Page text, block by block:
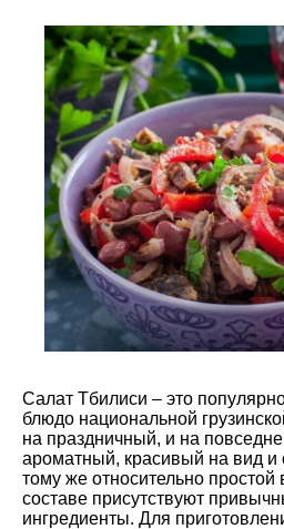
Салат Тбилиси – это
блюдо национальной
на праздничный, и на
ароматный, красивый на вид и
тому же относительно простой
составе присутствуют
ингредиенты. Для